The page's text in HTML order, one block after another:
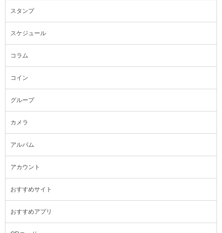
スタンプ
スケジュール
コラム
コイン
グループ
カメラ
アルバム
アカウント
おすすめサイト
おすすめアプリ